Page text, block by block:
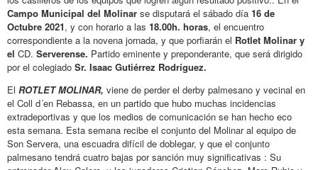
Campo Municipal del Molinar se disputará el sábado día 16 de
Octubre 2021, y con horario a las 18.00h. horas, el encuentro
correspondiente a la novena jornada, y que porfiarán el Rotlet Molinar y
el CD. Serverense. Partido eminente y preponderante, que será dirigido
por el colegiado Sr. Isaac Gutiérrez Rodríguez.
El ROTLET MOLINAR, viene de perder el derby palmesano y vecinal en
el Coll d´en Rebassa, en un partido que hubo muchas incidencias
extradeportivas y que los medios de comunicación se han hecho eco
esta semana. Esta semana recibe el conjunto del Molinar al equipo de
Son Servera, una escuadra difícil de doblegar, y que el conjunto
palmesano tendrá cuatro bajas por sanción muy significativas : Su